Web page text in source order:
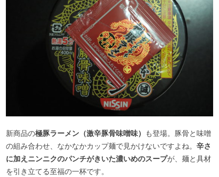
新商品の極豚ラーメン（激辛豚骨味噌味）
も登場。豚骨と味噌
の組み合わせ、なかなかカップ麺で見かけないですよね。 辛さ
に加えニンニクのパンチがきいた濃いめのスープが、麺と具材
を引き立てる至福の一杯です。